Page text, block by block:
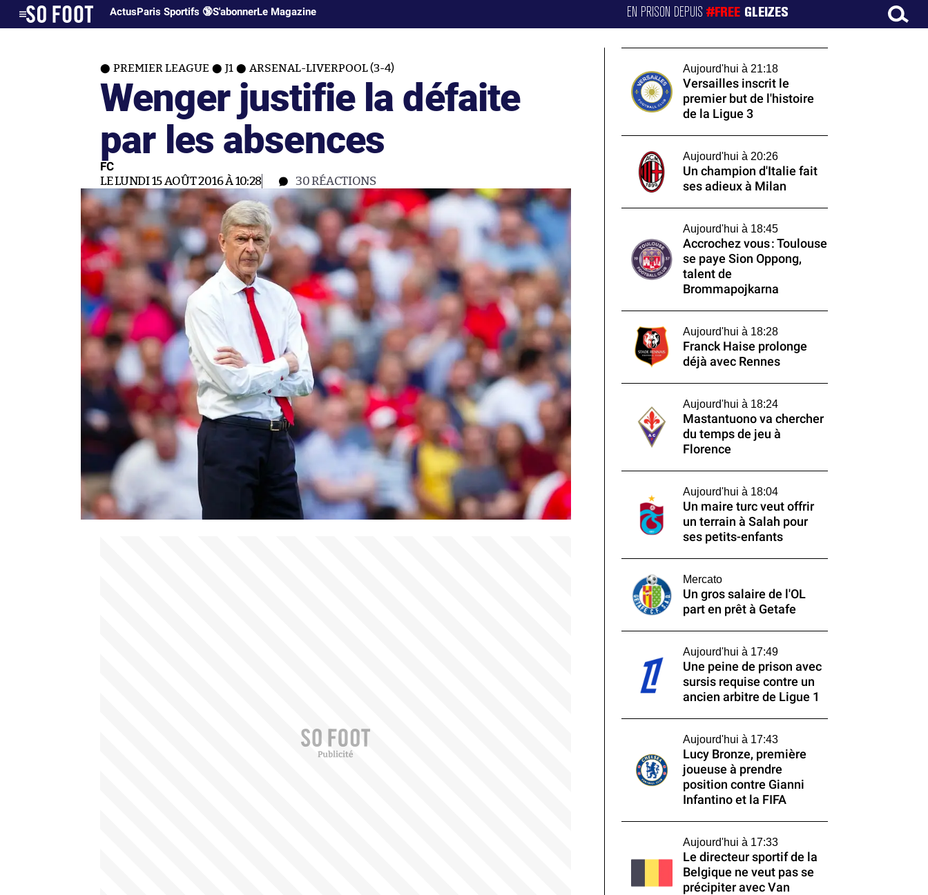
ActusParis Sportifs 🔞S'abonnerLe Magazine EN PRISON DEPUIS#FREE GLEIZES
PREMIER LEAGUE J1 ARSENAL-LIVERPOOL (3-4)
Wenger justifie la défaite
par les absences
FC
LE LUNDI 15 AOÛT 2016 À 10:28 30RÉACTIONS
Aujourd'hui à 21:18
Versailles inscrit le
premier but de l'histoire
de la Ligue 3
Aujourd'hui à 20:26
Un champion d'Italie fait
ses adieux à Milan
Aujourd'hui à 18:45
Accrochez vous : Toulouse
se paye Sion Oppong,
talent de
Brommapojkarna
Aujourd'hui à 18:28
Franck Haise prolonge
déjà avec Rennes
Aujourd'hui à 18:24
Mastantuono va chercher
du temps de jeu à
Florence
Aujourd'hui à 18:04
Un maire turc veut offrir
un terrain à Salah pour
ses petits-enfants
Mercato
Un gros salaire de l'OL
part en prêt à Getafe
Aujourd'hui à 17:49
Une peine de prison avec
sursis requise contre un
ancien arbitre de Ligue 1
Aujourd'hui à 17:43
Lucy Bronze, première
joueuse à prendre
position contre Gianni
Infantino et la FIFA
Aujourd'hui à 17:33
Le directeur sportif de la
Belgique ne veut pas se
précipiter avec Van